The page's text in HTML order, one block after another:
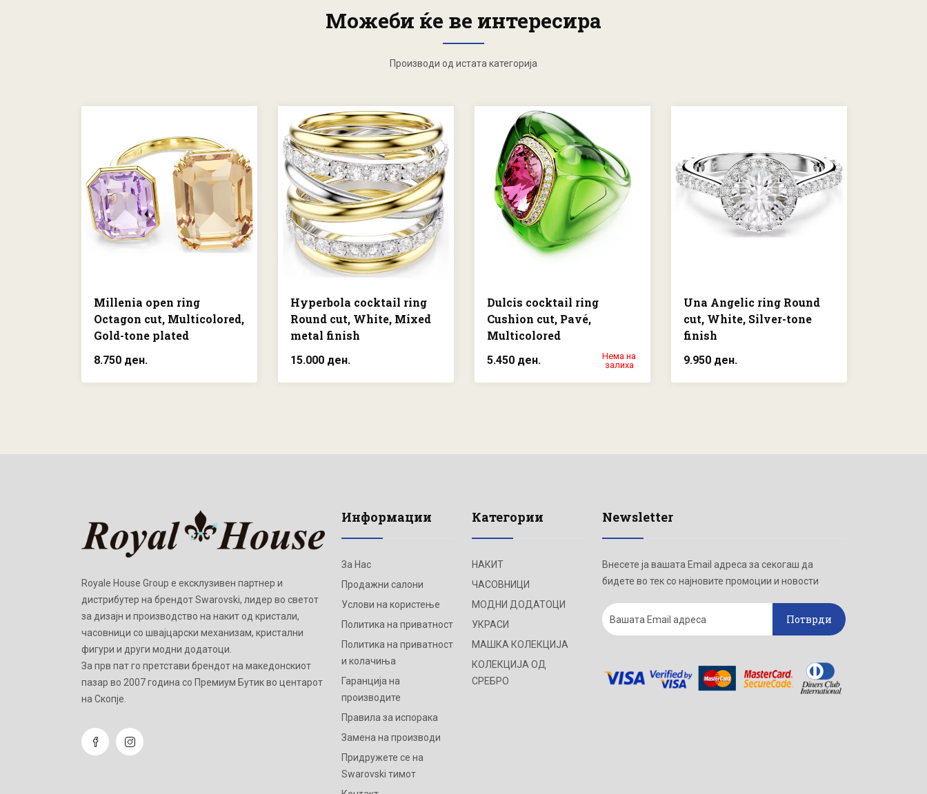
Можеби ќе ве интересира
Производи од истата категорија
Millenia open ring
Octagon cut, Multicolored,
Gold-tone plated
8.750 ден.
Hyperbola cocktail ring
Round cut, White, Mixed
metal finish
15.000 ден.
Dulcis cocktail ring
Cushion cut, Pavé,
Multicolored
5.450 ден.
Нема на
залиха
Una Angelic ring Round
cut, White, Silver-tone
finish
9.950 ден.
Royale House Group е ексклузивен партнер и
дистрибутер на брендот Swarovski, лидер во светот
за дизајн и производство на накит од кристали,
часовници со швајцарски механизам, кристални
фигури и други модни додатоци.
Зa прв пат го претстави брендот на македонскиот
пазар во 2007 година со Премиум Бутик во центарот
на Скопје.
Информации
За Нас
Продажни салони
Услови на користење
Политика на приватност
Политика на приватност
и колачиња
Гаранција на
производите
Правила за испорака
Замена на производи
Придружете се на
Swarovski тимот
Категории
НАКИТ
ЧАСОВНИЦИ
МОДНИ ДОДАТОЦИ
УКРАСИ
МАШКА КОЛЕКЦИЈА
КОЛЕКЦИЈА ОД
СРЕБРО
Newsletter
Внесете ја вашата Email адреса за секогаш да
бидете во тек со најновите промоции и новости
Потврди